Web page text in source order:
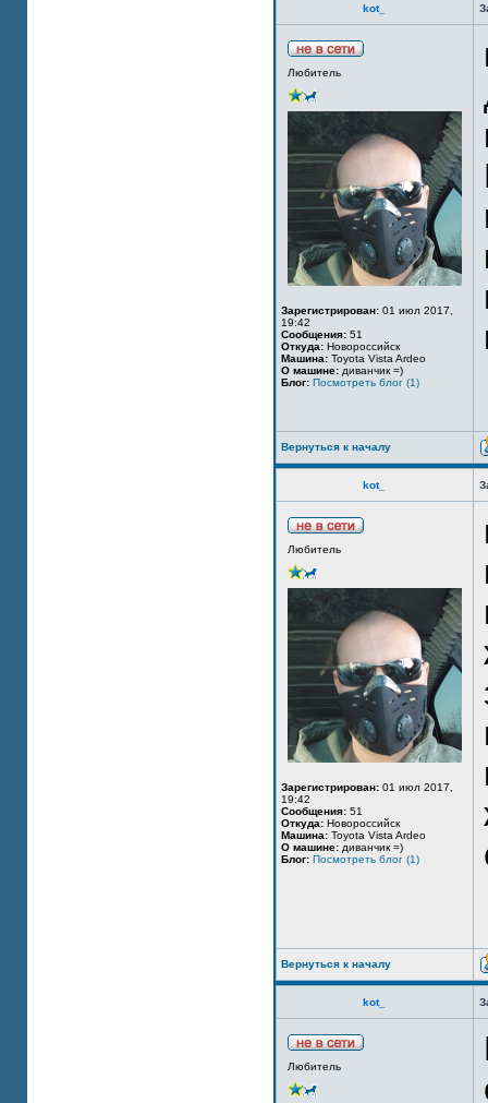
kot_
Любитель
Зарегистрирован: 01 июл 2017,
19:42
Сообщения: 51
Откуда: Новороссийск
Машина: Toyota Vista Ardeo
О машине: диванчик =)
Блог: Посмотреть блог (1)
Вернуться к началу
kot_
Любитель
Зарегистрирован: 01 июл 2017,
19:42
Сообщения: 51
Откуда: Новороссийск
Машина: Toyota Vista Ardeo
О машине: диванчик =)
Блог: Посмотреть блог (1)
Вернуться к началу
kot_
Любитель